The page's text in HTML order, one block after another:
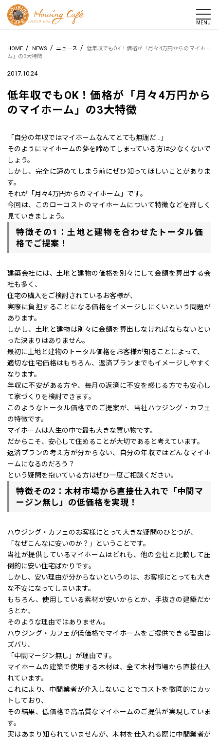
MENU
HOME / NEWS / ニュース / 低年収でもOK！価格が「月々4万円からのマイホー
ム」の3大特徴
2017.10.24
低年収でもOK！価格が「月々4万円から
のマイホーム」の3大特徴
「自分の年収ではマイホームなんてとても無理だ…」
そのようにマイホームの夢を諦めてしまっている方は少なくないで
しょう。
しかし、完全に諦めてしまう前にぜひ知ってほしいことがありま
す。
それが「月々4万円からのマイホーム」です。
今回は、このローコストのマイホームについて特徴などを詳しく
見ていきましょう。
特徴その1：土地と建物を合わせたトータル価
格でご提案！
建築会社には、土地と建物の価格を別々にして金額を算出する会
社も多く、
住宅の購入をご検討されているお客様が、
実際に負担することになる価格をイメージしにくいという問題が
あります。
しかし、土地と建物は別々に金額を算出しなければならないとい
った決まりはありません。
最初に土地と建物のトータル価格をお客様が知ることによって、
適切な住宅価格はもちろん、返済プランまでもイメージしやすく
なります。
年収に不安がある方や、毎月の返済に不安を感じる方でも安心し
て家づくりを検討できます。
このようなトータル価格でのご提案が、当社ハウジング・カフェ
の特徴です。
マイホームは人生の中で最も大きな買い物です。
だからこそ、安心して住めることが大切であると考えています。
返済プランの考え方が分からない、自分の年収ではどんなマイホ
ームになるのだろう？
という疑問を抱いている方はぜひ一度ご相談ください。
特徴その2：木材市場から直接仕入れで「中間マ
ージン無し」の低価格を実現！
ハウジング・カフェのお客様にとって大きな疑問のひとつが、
「なぜこんなに安いのか？」ということです。
当社が提供しているマイホームはどれも、他の会社と比較して圧
倒的に安い住宅ばかりです。
しかし、安い理由が分からないというのは、お客様にとっても大き
な不安になってしまいます。
もちろん、使用している素材が安いからとか、手抜きの建築だか
らとか、
そのような理由ではありません。
ハウジング・カフェが低価格でマイホームをご提供できる理由は
ズバリ、
「中間マージン無し」が理由です。
マイホームの建築で使用する木材は、全て木材市場から直接仕入
れています。
これにより、中間業者が介入しないことでコストを徹底的にカッ
トしており、
その結果、低価格で高品質なマイホームのご提供が実現していま
す。
実はあまり知られていませんが、木材を仕入れる際に中間業者が